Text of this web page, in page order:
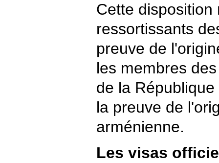
Cette disposition
ressortissants
preuve de
les membres
de la
la preuve de
arménienne.
Les visas